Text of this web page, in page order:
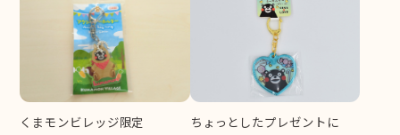
くまモンビレッジ限定 ちょっとしたプレゼントに